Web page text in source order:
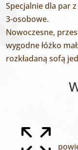
Specjalnie dla par
3-osobowe.
Nowoczesne,
wygodne łóżko
rozkładaną sofą